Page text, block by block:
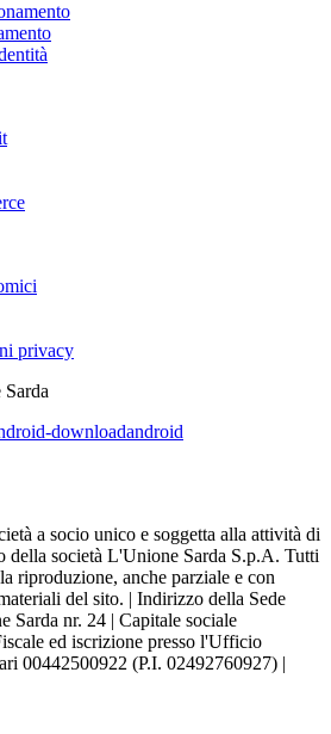
privacy
android
a socio unico e soggetta alla attività di
della società L'Unione Sarda S.p.A. Tutti
riproduzione, anche parziale e con
del sito. | Indirizzo della Sede
Sarda nr. 24 | Capitale sociale
ed iscrizione presso l'Ufficio
00442500922 (P.I. 02492760927) |